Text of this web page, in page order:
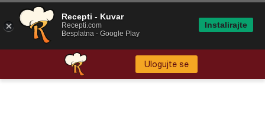
Ulogujte se
Recepti - Kuvar
Recepti.com
Besplatna - Google Play
Instalirajte